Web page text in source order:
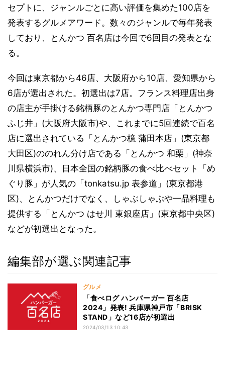
セプトに、ジャンルごとに高い評価を集めた100店を
発表するグルメアワード。数々のジャンルで毎年発表
しており、とんかつ 百名店は今回で6回目の発表とな
る。
今回は東京都から46店、大阪府から10店、愛知県から
6店が選出された。初選出は7店。フランス料理店出身
の店主が手掛ける銘柄豚のとんかつ専門店「とんかつ
ふじ井」(大阪府大阪市)や、これまでに5回連続で百名
店に選出されている「とんかつ檍 蒲田本店」(東京都
大田区)ののれん分け店である「とんかつ 和栗」(神奈
川県横浜市)、日本全国の銘柄豚の食べ比べセット「め
ぐり豚」が人気の「tonkatsu.jp 表参道」(東京都港
区)、とんかつだけでなく、しゃぶしゃぶや一品料理も
提供する「とんかつ はせ川 東銀座店」(東京都中央区)
などが初選出となった。
編集部が選ぶ関連記事
グルメ
「食べログ ハンバーガー 百名店
2024」発表! 兵庫県神戸市「BRISK
STAND」など16店が初選出
2024/03/13 10:43